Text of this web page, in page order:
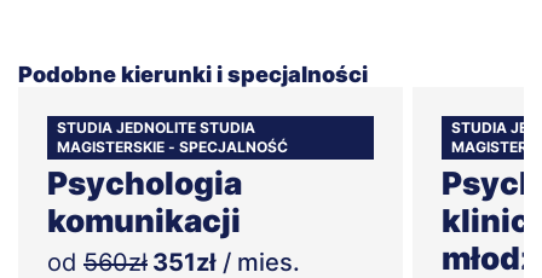
Podobne kierunki i specjalności
STUDIA JEDNOLITE STUDIA
MAGISTERSKIE - SPECJALNOŚĆ
Psychologia
komunikacji
od 560zł 351zł / mies.
STUDIA